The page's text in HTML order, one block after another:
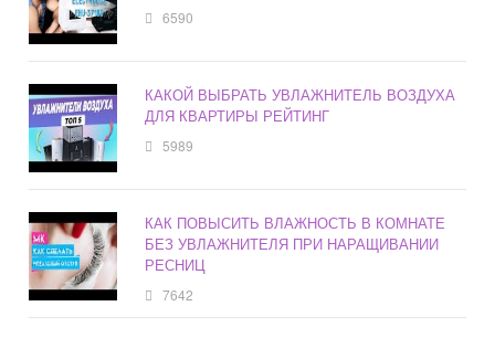
6590
КАКОЙ ВЫБРАТЬ УВЛАЖНИТЕЛЬ ВОЗДУХА
ДЛЯ КВАРТИРЫ РЕЙТИНГ
5989
КАК ПОВЫСИТЬ ВЛАЖНОСТЬ В КОМНАТЕ
БЕЗ УВЛАЖНИТЕЛЯ ПРИ НАРАЩИВАНИИ
РЕСНИЦ
7642